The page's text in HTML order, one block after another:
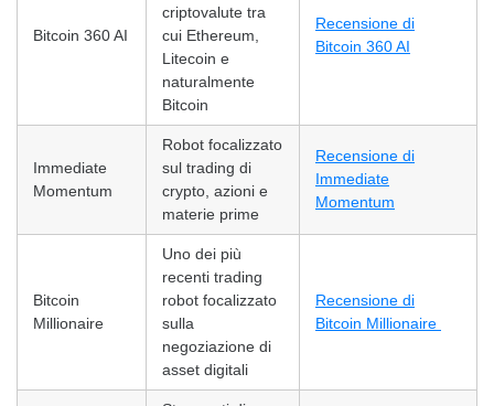
Bitcoin 360 AI
criptovalute tra
cui Ethereum,
Litecoin e
naturalmente
Bitcoin
Recensione di
Bitcoin 360 AI
Immediate
Momentum
Robot focalizzato
sul trading di
crypto, azioni e
materie prime
Recensione di
Immediate
Momentum
Bitcoin
Millionaire
Uno dei più
recenti trading
robot focalizzato
sulla
negoziazione di
asset digitali
Recensione di
Bitcoin Millionaire